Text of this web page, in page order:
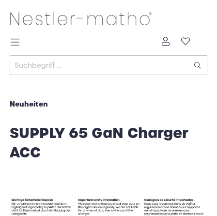
Neuheiten
SUPPLY 65 GaN Charger
ACC